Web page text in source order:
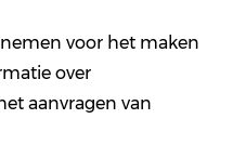
voor het maken
over
aanvragen van